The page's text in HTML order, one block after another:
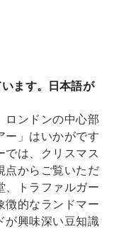
エンターテイメ
ます。日本語が
ロンドンの中心部
ー」はいかがです
では、クリスマス
点からご覧いただ
、トラファルガー
徴的なランドマー
が興味深い豆知識